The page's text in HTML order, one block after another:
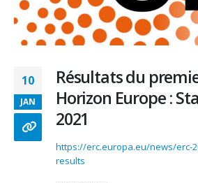
10
JAN
Résultats du
Horizon Europe :
2021
https://erc.europa.eu/news/erc-
results